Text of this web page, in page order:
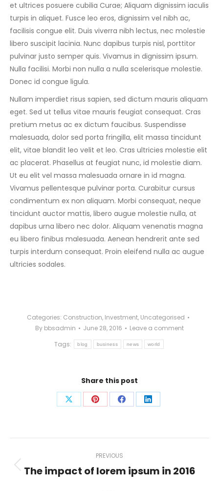
et ultrices posuere cubilia Curae; Aliquam dignissim iaculis
turpis in aliquet. Fusce leo eros, dignissim vel nibh ac,
facilisis congue elit. Duis viverra nibh lectus, nec molestie
libero suscipit lacinia. Nunc dapibus turpis nisl, porttitor
pulvinar justo semper quis. Vivamus in dignissim ipsum.
Nulla facilisi. Morbi non nulla a nulla scelerisque molestie.
Donec id congue ligula.
Nullam imperdiet risus sapien, sed dictum mauris aliquam
eget. Sed ut tellus vitae mauris feugiat consequat. Cras
pretium metus ac ex dictum faucibus. Suspendisse
malesuada, dolor sed porta fringilla, elit massa tincidunt
elit, vitae blandit leo velit et leo. Cras ultricies molestie elit
ac placerat. Phasellus at feugiat nunc, id molestie diam.
Ut eu elit vel massa malesuada ornare in id magna.
Vivamus pellentesque pulvinar porta. Curabitur cursus
condimentum ex non aliquam. Morbi consequat, neque
tincidunt auctor mattis, libero augue molestie nulla, at
dapibus urna libero nec dolor. Aliquam venenatis magna
eu libero finibus malesuada. Aenean hendrerit ante sed
turpis interdum consequat. Proin eleifend nulla ac augue
ultricies sodales.
Categories: Construction, Investment, Uncategorised
By bbsadmin June 28, 2016
Leave a comment
Tags:
blog business news world
Share this post
Share Share Share Share
navigation
PREVIOUS
Previous
The impact of lorem ipsum in 2016